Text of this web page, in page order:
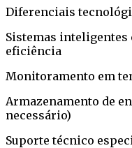
Diferenciais
Sistemas inteligentes
eficiência
Monitoramento em
Armazenamento de
necessário)
Suporte técnico